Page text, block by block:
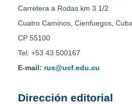
Carretera a Rodas km 3 1/2
Cuatro Caminos, Cienfuegos, Cuba
CP 55100
Tel: +53 43 500167
E-mail: rus@ucf.edu.cu
Dirección editorial